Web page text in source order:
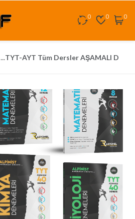
0 0 0
...TYT-AYT Tüm Dersler AŞAMALI